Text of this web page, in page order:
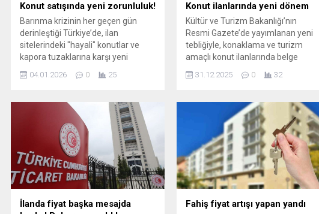
Konut satışında yeni zorunluluk!
Barınma krizinin her geçen gün
derinleştiği Türkiye’de, ilan
sitelerindeki "hayali" konutlar ve
kapora tuzaklarına karşı yeni
sisteme geçiliyor. Ticaret Bakanlığı,
daha önce otomobil ve iş yeri ilanları
...
04.01.2026 0 25
Konut ilanlarında yeni dönem
Kültür ve Turizm Bakanlığı’nın
Resmi Gazete’de yayımlanan yeni
tebliğiyle, konaklama ve turizm
amaçlı konut ilanlarında belge
zorunluluğu resmen başladı.
Belgesiz ilan verenlere idari para
saat içinde kaldırılmazsa yaptırım
katlanacak.
31.12.2025 0 32
İlanda fiyat başka mesajda
Fahiş fiyat artışı yapan yandı